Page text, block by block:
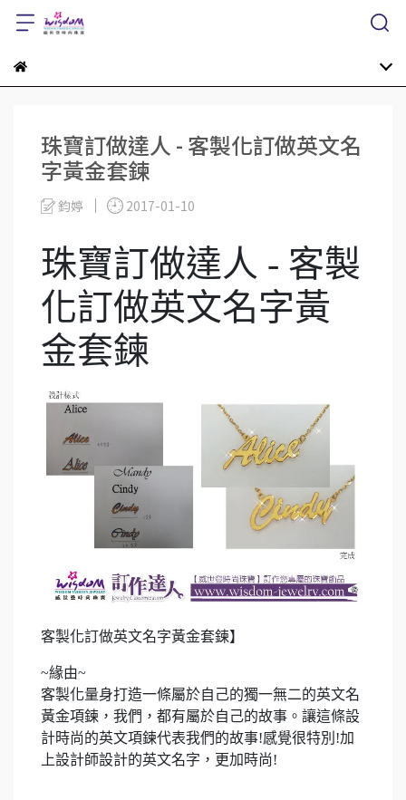
珠寶訂做達人 - 客製化訂做英文名
字黃金套鍊
鈞婷 2017-01-10
珠寶訂做達人 - 客製
化訂做英文名字黃
金套鍊
客製化訂做英文名字黃金套鍊】
~緣由~
客製化量身打造一條屬於自己的獨一無二的英文名
黃金項鍊，我們，都有屬於自己的故事。讓這條設
計時尚的英文項鍊代表我們的故事!感覺很特別!加
上設計師設計的英文名字，更加時尚!